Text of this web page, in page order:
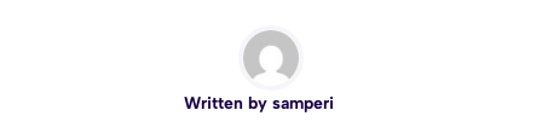
Written by samperi